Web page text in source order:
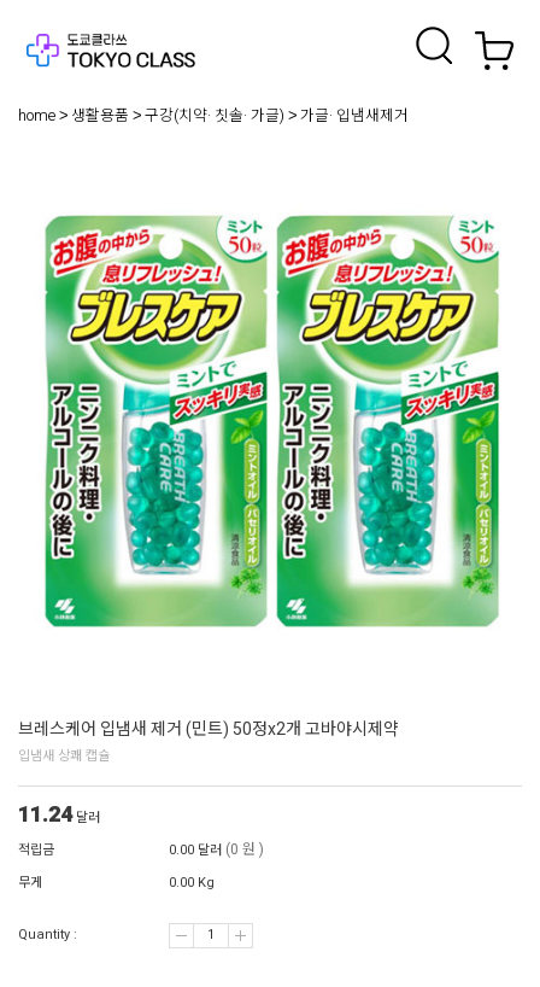
home 생활용품 구강(치약· 칫솔· 가글) 가글· 입냄새제거
브레스케어 입냄새 제거 (민트) 50정x2개 고바야시제약
입냄새 상쾌 캡슐
11.24 달러
적립금
0.00 달러 (0 원 )
무게 0.00 Kg
Quantity :